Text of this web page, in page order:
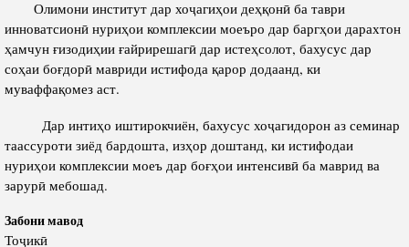
Олимони институт дар хоҷагиҳои деҳқонӣ ба таври
инноватсионӣ нуриҳои комплексии моеъро дар баргҳои дарахтон
ҳамчун ғизодиҳии ғайрирешагӣ дар истеҳсолот, бахусус дар
соҳаи боғдорӣ мавриди истифода қарор додаанд, ки
муваффақомез аст.
Дар интиҳо иштирокчиён, бахусус хоҷагидорон аз семинар
таассуроти зиёд бардошта, изҳор доштанд, ки истифодаи
нуриҳои комплексии моеъ дар боғҳои интенсивӣ ба маврид ва
зарурӣ мебошад.
Забони мавод
Тоҷикӣ